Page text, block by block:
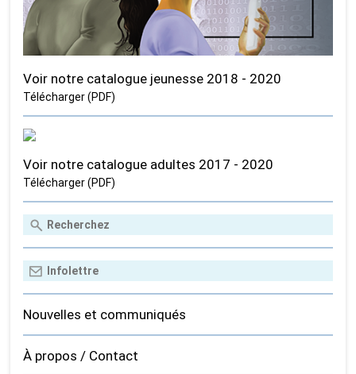
Voir notre catalogue jeunesse 2018 - 2020
Télécharger (PDF)
Voir notre catalogue adultes 2017 - 2020
Télécharger (PDF)
Nouvelles et communiqués
À propos / Contact